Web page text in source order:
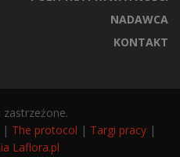
NADAWCA
KONTAKT
| The protocol | Targi pracy |
Laflora.pl